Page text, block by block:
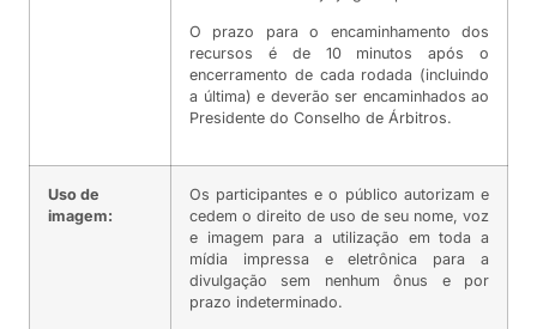
O prazo para o encaminhamento dos
recursos é de 10 minutos após o
encerramento de cada rodada (incluindo
a última) e deverão ser encaminhados ao
Presidente do Conselho de Árbitros.
Uso de
imagem:
Os participantes e o público autorizam e
cedem o direito de uso de seu nome, voz
e imagem para a utilização em toda a
mídia impressa e eletrônica para a
divulgação sem nenhum ônus e por
prazo indeterminado.